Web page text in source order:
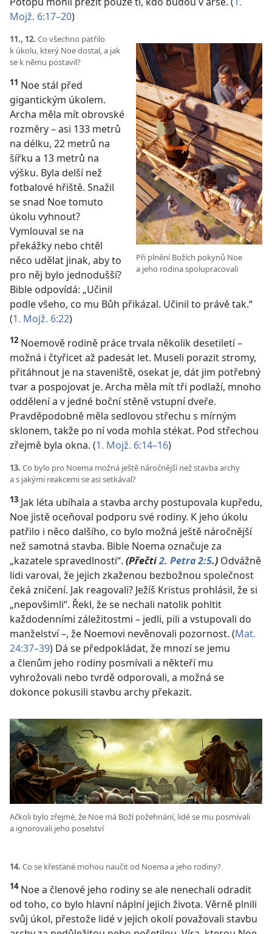
Mojž. 6:17–20)
Při plnění Božích pokynů Noe
a jeho rodina spolupracovali
11., 12. Co všechno patřilo
k úkolu, který Noe dostal, a jak
se k němu postavil?
11 Noe stál před
gigantickým úkolem.
Archa měla mít obrovské
rozměry – asi 133 metrů
na délku, 22 metrů na
šířku a 13 metrů na
výšku. Byla delší než
fotbalové hřiště. Snažil
se snad Noe tomuto
úkolu vyhnout?
Vymlouval se na
překážky nebo chtěl
něco udělat jinak, aby to
pro něj bylo jednodušší?
Bible odpovídá: „Učinil
podle všeho, co mu Bůh přikázal. Učinil to právě tak.“
(1. Mojž. 6:22)
12 Noemově rodině práce trvala několik desetiletí –
možná i čtyřicet až padesát let. Museli porazit stromy,
přitáhnout je na staveniště, osekat je, dát jim potřebný
tvar a pospojovat je. Archa měla mít tři podlaží, mnoho
oddělení a v jedné boční stěně vstupní dveře.
Pravděpodobně měla sedlovou střechu s mírným
sklonem, takže po ní voda mohla stékat. Pod střechou
zřejmě byla okna. (1. Mojž. 6:14–16)
13. Co bylo pro Noema možná ještě náročnější než stavba archy
a s jakými reakcemi se asi setkával?
13 Jak léta ubíhala a stavba archy postupovala kupředu,
Noe jistě oceňoval podporu své rodiny. K jeho úkolu
patřilo i něco dalšího, co bylo možná ještě náročnější
než samotná stavba. Bible Noema označuje za
„kazatele spravedlnosti“. (Přečti2. Petra 2:5.) Odvážně
lidi varoval, že jejich zkaženou bezbožnou společnost
čeká zničení. Jak reagovali? Ježíš Kristus prohlásil, že si
„nepovšimli“. Řekl, že se nechali natolik pohltit
každodenními záležitostmi – jedli, pili a vstupovali do
manželství –, že Noemovi nevěnovali pozornost. (Mat.
24:37–39) Dá se předpokládat, že mnozí se jemu
a členům jeho rodiny posmívali a někteří mu
vyhrožovali nebo tvrdě odporovali, a možná se
dokonce pokusili stavbu archy překazit.
Ačkoli bylo zřejmé, že Noe má Boží požehnání, lidé se mu posmívali
a ignorovali jeho poselství
14. Co se křesťané mohou naučit od Noema a jeho rodiny?
14Noe a členové jeho rodiny se ale nenechali odradit
od toho, co bylo hlavní náplní jejich života. Věrně plnili
svůj úkol, přestože lidé v jejich okolí považovali stavbu